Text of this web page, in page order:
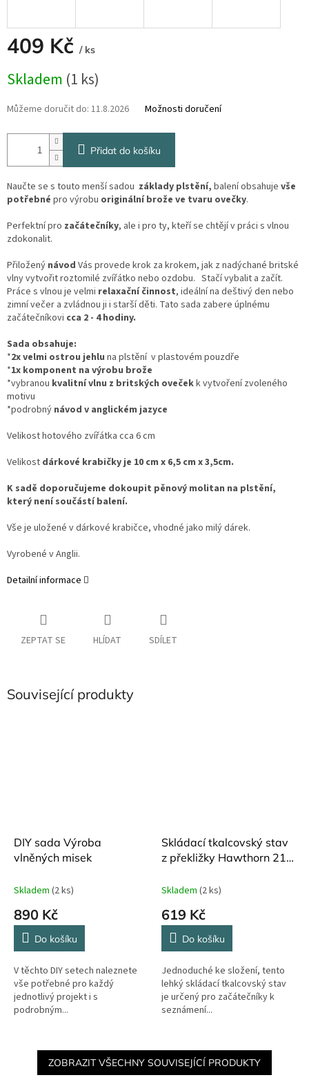
409 Kč / ks
cena:
Skladem (1 ks)
Můžeme doručit do: 11.8.2026 Možnosti doručení
Přidat do košíku
Naučte se s touto menší sadou základy plstění, balení obsahuje vše
potřebné pro výrobu originální brože ve tvaru ovečky.
Perfektní pro začátečníky, ale i pro ty, kteří se chtějí v práci s vlnou
zdokonalit.
Přiložený návod Vás provede krok za krokem, jak z nadýchané britské
vlny vytvořit roztomilé zvířátko nebo ozdobu. Stačí vybalit a začít.
Práce s vlnou je velmi relaxační činnost, ideální na deštivý den nebo
zimní večer a zvládnou ji i starší děti. Tato sada zabere úplnému
začátečníkovi cca 2 - 4 hodiny.
Sada obsahuje:
*2x velmi ostrou jehlu na plstění v plastovém pouzdře
*1x komponent na výrobu brože
*vybranou kvalitní vlnu z britských ovečekk vytvoření zvoleného
motivu
*podrobný návod v anglickém jazyce
Velikost hotového zvířátka cca 6 cm
Velikost dárkové krabičky je 10 cm x 6,5 cm x 3,5cm.
K sadě doporučujeme dokoupit pěnový molitan na plstění,
který není součástí balení.
Vše je uložené v dárkové krabičce, vhodné jako milý dárek.
Vyrobené v Anglii.
Detailní informace
ZEPTAT SE HLÍDAT SDÍLET
Související produkty
DIY sada Výroba
vlněných misek
Skladem (2 ks)
890 Kč
Do košíku
V těchto DIY setech naleznete
vše potřebné pro každý
jednotlivý projekt i s
podrobným...
Skládací tkalcovský stav
z překližky Hawthorn 21
Skladem (2 ks)
619 Kč
Do košíku
Jednoduché ke složení, tento
lehký skládací tkalcovský stav
je určený pro začátečníky k
seznámení...
ZOBRAZIT VŠECHNY SOUVISEJÍCÍ PRODUKTY